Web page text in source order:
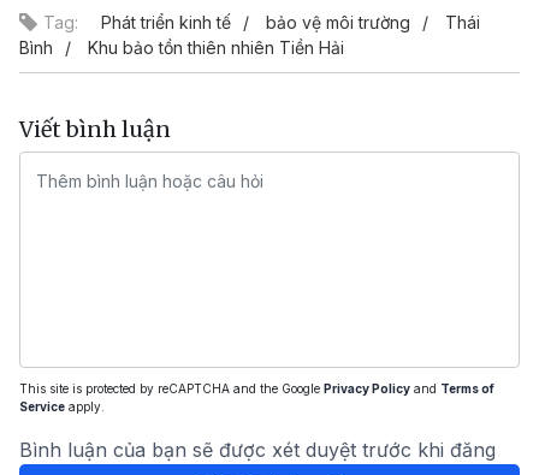
Tag: Phát triển kinh tế bảo vệ môi trường
Thái
Bình
Khu bảo tồn thiên nhiên Tiền Hải
Viết bình luận
This site is protected by reCAPTCHA and the Google Privacy Policy and Terms of
Service apply.
Bình luận của bạn sẽ được xét duyệt trước khi đăng